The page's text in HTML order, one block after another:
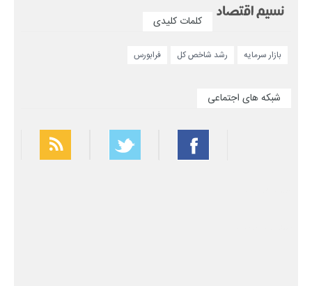
کلمات کلیدی
بازار سرمایه رشد شاخص کل فرابورس
شبکه های اجتماعی